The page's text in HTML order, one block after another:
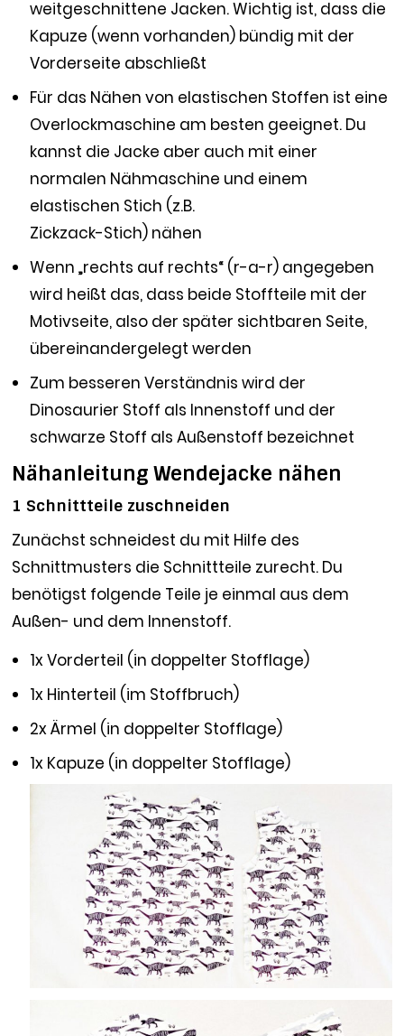
weitgeschnittene Jacken. Wichtig ist, dass die
Kapuze (wenn vorhanden) bündig mit der
Vorderseite abschließt
Für das Nähen von elastischen Stoffen ist eine
Overlockmaschine am besten geeignet. Du
kannst die Jacke aber auch mit einer
normalen Nähmaschine und einem
elastischen Stich (z.B.
Zickzack-Stich) nähen
Wenn „rechts auf rechts“ (r-a-r) angegeben
wird heißt das, dass beide Stoffteile mit der
Motivseite, also der später sichtbaren Seite,
übereinandergelegt werden
Zum besseren Verständnis wird der
Dinosaurier Stoff als Innenstoff und der
schwarze Stoff als Außenstoff bezeichnet
Nähanleitung Wendejacke nähen
1 Schnittteile zuschneiden
Zunächst schneidest du mit Hilfe des
Schnittmusters die Schnittteile zurecht. Du
benötigst folgende Teile je einmal aus dem
Außen- und dem Innenstoff.
1x Vorderteil (in doppelter Stofflage)
1x Hinterteil (im Stoffbruch)
2x Ärmel (in doppelter Stofflage)
1x Kapuze (in doppelter Stofflage)